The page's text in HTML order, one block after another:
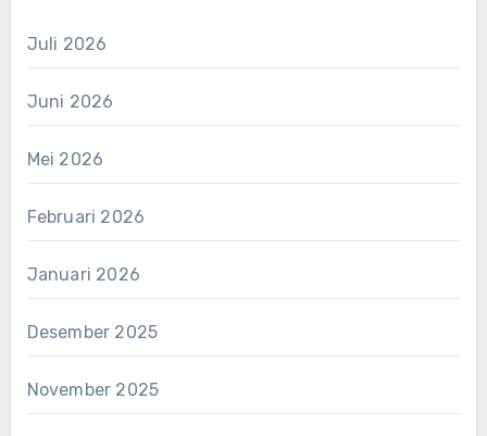
Juli 2026
Juni 2026
Mei 2026
Februari 2026
Januari 2026
Desember 2025
November 2025